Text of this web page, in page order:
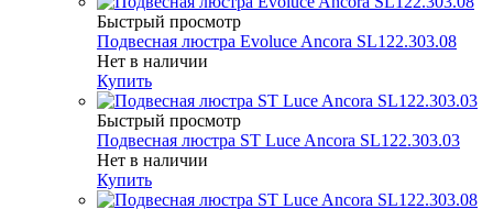
Быстрый просмотр
Подвесная люстра Evoluce Ancora SL122.303.08
Нет в наличии
Купить
Быстрый просмотр
Подвесная люстра ST Luce Ancora SL122.303.03
Нет в наличии
Купить